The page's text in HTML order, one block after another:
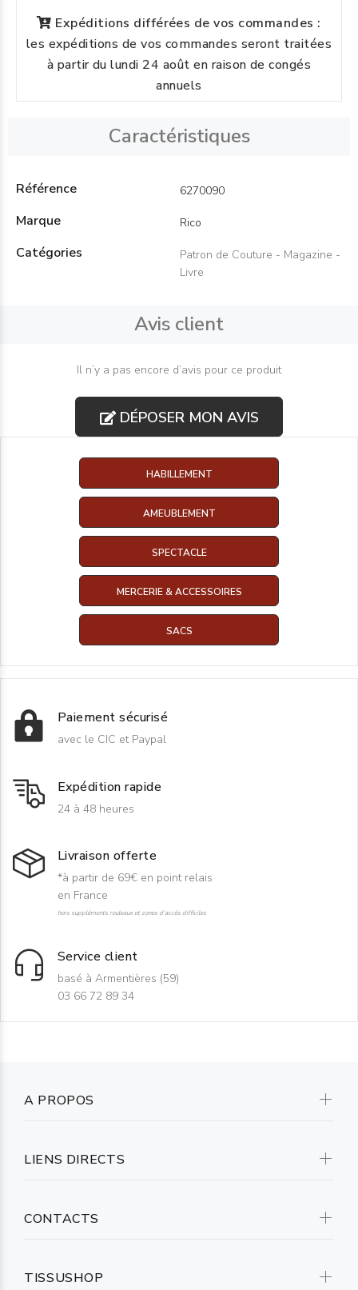
Expéditions différées de vos commandes :
les expéditions de vos commandes seront traitées
à partir du lundi 24 août en raison de congés
annuels
Caractéristiques
Référence 6270090
Marque Rico
Catégories
Patron de Couture - Magazine -
Livre
Avis client
Il n’y a pas encore d’avis pour ce produit
DÉPOSER MON AVIS
HABILLEMENT
AMEUBLEMENT
SPECTACLE
MERCERIE & ACCESSOIRES
SACS
Paiement sécurisé
avec le CIC et Paypal
Expédition rapide
24 à 48 heures
Livraison offerte
*à partir de 69€ en point relais
en France
hors suppléments rouleaux et zones d'accès difficiles
Service client
basé à Armentières (59)
03 66 72 89 34
A PROPOS
LIENS DIRECTS
CONTACTS
TISSUSHOP